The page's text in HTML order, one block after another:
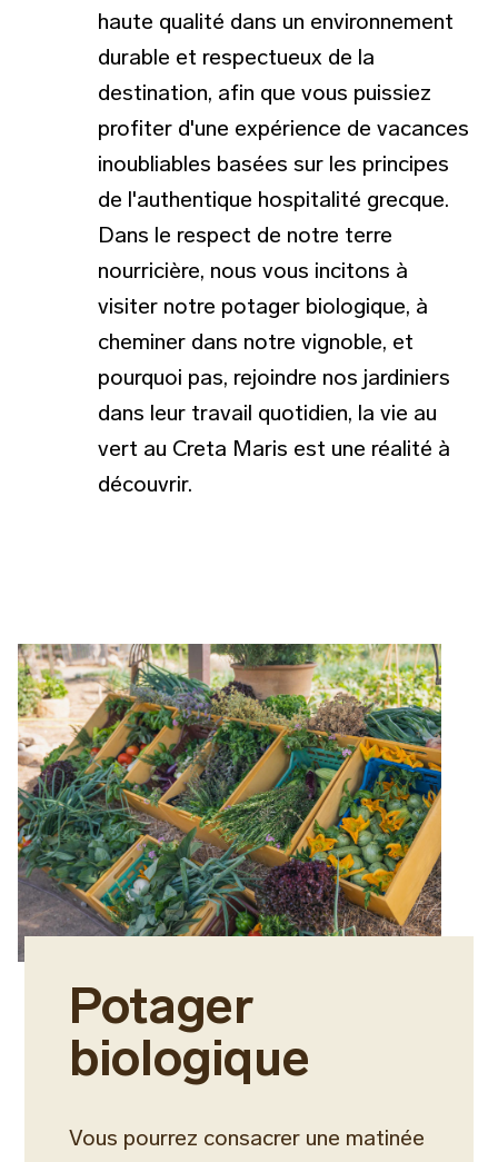
haute qualité dans un environnement
durable et respectueux de la
destination, afin que vous puissiez
profiter d'une expérience de vacances
inoubliables basées sur les principes
de l'authentique hospitalité grecque.
Dans le respect de notre terre
nourricière, nous vous incitons à
visiter notre potager biologique, à
cheminer dans notre vignoble, et
pourquoi pas, rejoindre nos jardiniers
dans leur travail quotidien, la vie au
vert au Creta Maris est une réalité à
découvrir.
Potager
biologique
Vous pourrez consacrer une matinée